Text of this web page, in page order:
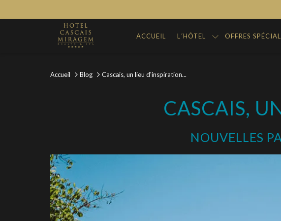
ACCUEIL L´HÔTEL OFFRES
Accueil Blog Cascais, un lieu d'inspiration...
CASCAIS,
NOUVELLES